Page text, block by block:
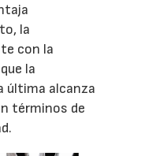
la
con la
la
última alcanza
términos de